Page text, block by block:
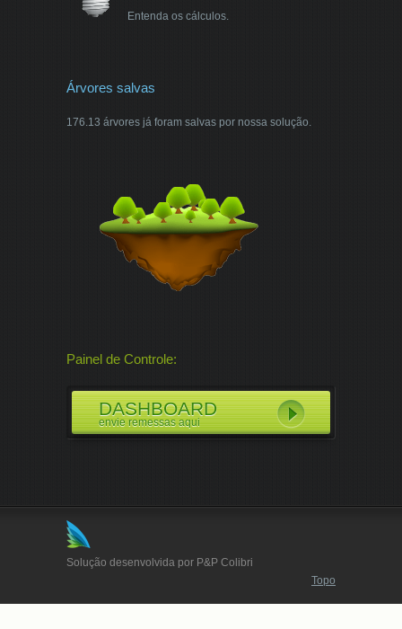
Entenda os cálculos.
Árvores salvas
176.13 árvores já foram salvas por nossa solução.
Painel de Controle:
DASHBOARD
envie remessas aqui
Solução desenvolvida por P&P Colibri
Topo